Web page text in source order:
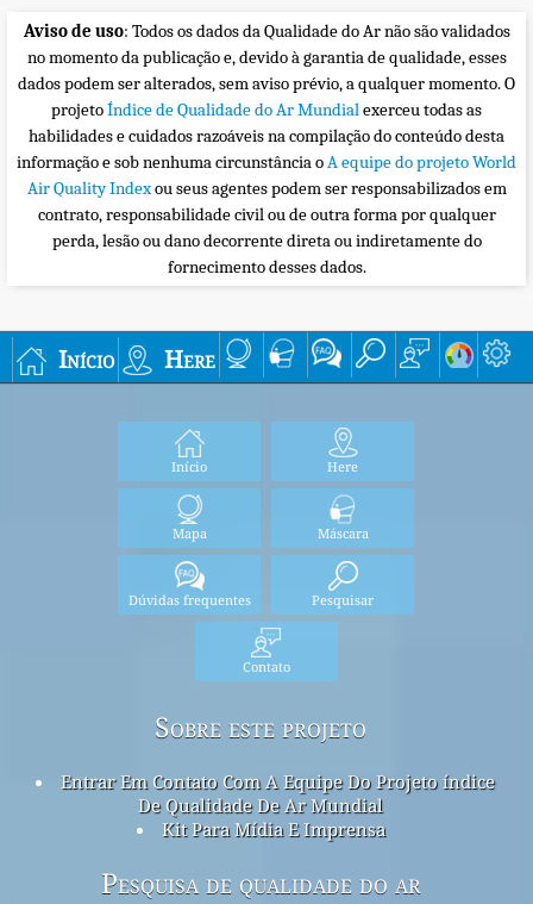
Aviso de uso: Todos os dados da Qualidade do Ar não são validados
no momento da publicação e, devido à garantia de qualidade, esses
dados podem ser alterados, sem aviso prévio, a qualquer momento. O
projetoÍndice de Qualidade do Ar Mundialexerceu todas as
habilidades e cuidados razoáveis na compilação do conteúdo desta
informação e sob nenhuma circunstância oA equipe do projeto World
Air Quality Indexou seus agentes podem ser responsabilizados em
contrato, responsabilidade civil ou de outra forma por qualquer
perda, lesão ou dano decorrente direta ou indiretamente do
fornecimento desses dados.
Início Here
Início Here
Mapa Máscara
Dúvidas frequentes Pesquisar
Contato
Sobre este projeto
Entrar Em Contato Com A Equipe Do Projeto índice
De Qualidade De Ar Mundial
Kit Para Mídia E Imprensa
Pesquisa de qualidade do ar